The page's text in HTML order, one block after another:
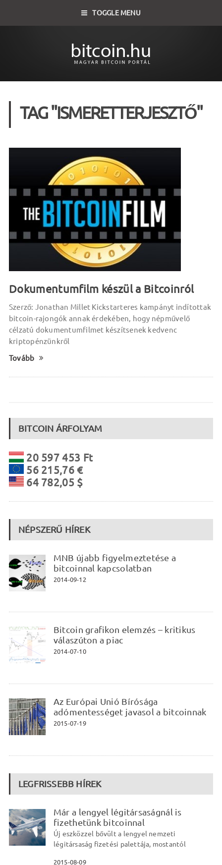
TOGGLE MENU
TAG "ISMERETTERJESZTŐ"
Dokumentumfilm készül a Bitcoinról
Szerző: Jonathan Millet Kickstarteres kampányt indítottak
bitcoin-rajongók annak érdekében, hogy népművelő
célzatú dokumentumfilmet készítsenek kedvenc
kriptopénzünkről
Tovább
BITCOIN ÁRFOLYAM
20 597 453 Ft
56 215,76 €
64 782,05 $
NÉPSZERŰ HÍREK
MNB újabb figyelmeztetése a
bitcoinnal kapcsolatban
2014-09-12
Bitcoin grafikon elemzés – kritikus
válaszúton a piac
2014-07-10
Az Európai Unió Bírósága
adómentességet javasol a bitcoinnak
2015-07-19
LEGFRISSEBB HÍREK
Már a lengyel légitársaságnál is
fizethetünk bitcoinnal
Új eszközzel bővült a lengyel nemzeti
légitársaság fizetési palettája, mostantól
2015-08-09